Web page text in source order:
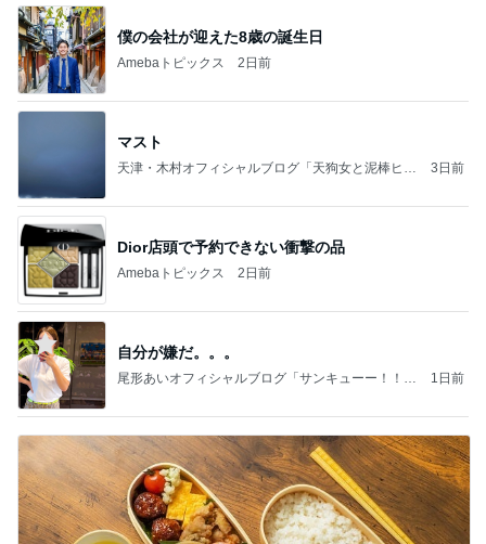
僕の会社が迎えた8歳の誕生日
Amebaトピックス 2日前
マスト
天津・木村オフィシャルブログ「天狗女と泥棒ヒゲ
3日前
Dior店頭で予約できない衝撃の品
Amebaトピックス 2日前
自分が嫌だ。。。
尾形あいオフィシャルブログ「サンキューー！！尾
1日前